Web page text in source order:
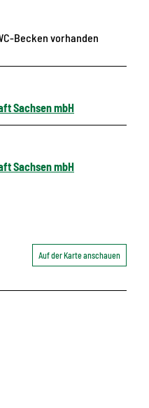
Becken vorhanden
Sachsen mbH
Sachsen mbH
Auf der Karte anschauen